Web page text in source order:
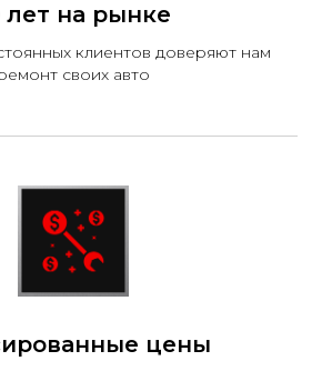
лет на рынке
клиентов доверяют нам
своих авто
цены